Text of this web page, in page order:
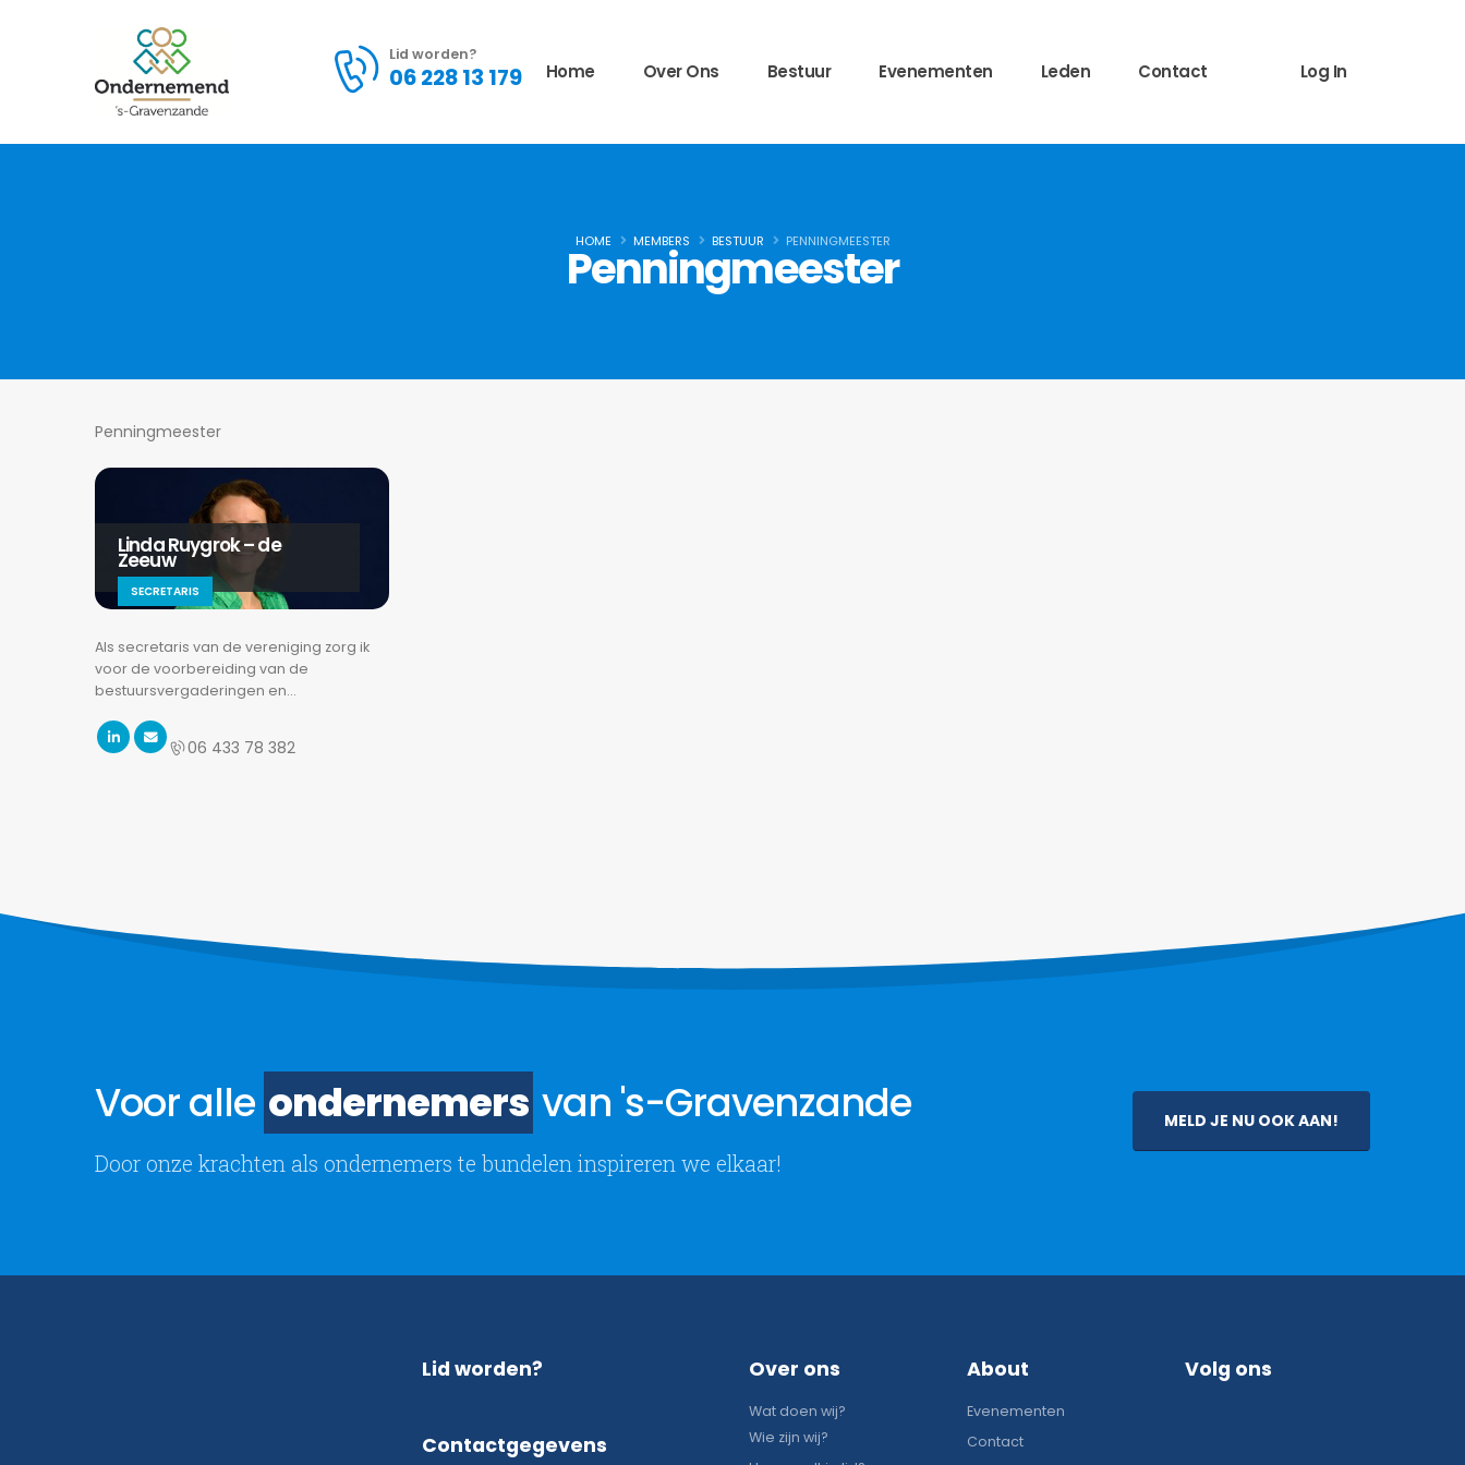
Lid worden?
06 228 13 179 Home Over Ons Bestuur Evenementen Leden Contact Log In
HOME MEMBERS BESTUUR PENNINGMEESTER
Penningmeester
Penningmeester
Linda Ruygrok – de
Zeeuw
SECRETARIS
Als secretaris van de vereniging zorg ik
voor de voorbereiding van de
bestuursvergaderingen en…
06 433 78 382
Voor alle ondernemers van 's-Gravenzande
Door onze krachten als ondernemers te bundelen inspireren we elkaar!
MELD JE NU OOK AAN!
Lid worden?
Contactgegevens
Over ons
Wat doen wij?
Wie zijn wij?
About
Evenementen
Contact
Volg ons